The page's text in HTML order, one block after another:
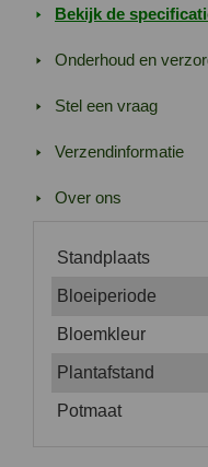
Bekijk de
Onderhoud en
Stel een vraag
Verzendinformatie
Over ons
Standplaats
Bloeiperiode
Bloemkleur
Plantafstand
Potmaat